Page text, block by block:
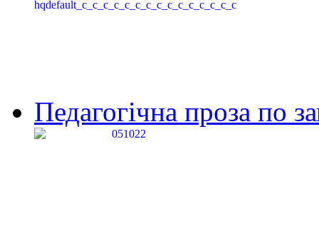
Педагогічна проза по